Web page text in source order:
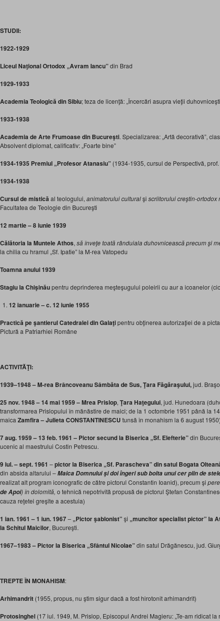
STUDII:
1922-1929
Liceul Naţional Ortodox „Avram Iancu”din Brad
1929-1933
Academia Teologică din Sibiu; teza de licenţă: „Încercări asupra vieţii
1933-1938
Academia de Arte Frumoase din Bucureşti. Specializarea: „Artă decorativă”,
Absolvent diplomat, calificativ: „Foarte bine”
1934-1935 Premiul „Profesor Atanasiu” (1934-1935, cursul de Perspectivă,
1934-1938
Cursul de mistică al teologului, animatorului culturalşi scriitorului creştin-ortodox
Facultatea de Teologie din Bucureşti
12 martie – 8 iunie 1939
Călătoria la Muntele Athos, să înveţe toată rânduiala duhovnicească precum şi
la chilia cu hramul „Sf. Ipatie” la M-rea Vatopedu
Toamna anului 1939
Stagiu la Chişinăupentru deprinderea meşteşugului poleirii cu aur a icoanelor
12 ianuarie – c. 12 iunie 1955
Practică pe şantierulCatedralei din Galaţipentru obţinerea autorizaţiei de a
Pictură a Patriarhiei Române
ACTIVITĂŢI:
1939–1948 – M-rea Brâncoveanu Sâmbăta de Sus, Ţara Făgăraşului,jud.
25 nov. 1948 – 14 mai 1959 – Mrea Prislop, Ţara Haţegului, jud. Hunedoara
transformarea Prislopului în mănăstire de maici; de la 1 octombrie 1951 până la
maica Zamfira – Julieta CONSTANTINESCU tunsă în monahism la 6 august
7 aug. 1959 – 13 feb. 1961 – Pictor secund la Biserica „Sf. Elefterie”din
ucenic al maestrului Costin Petrescu.
9 iul. – sept. 1961 –pictor la Biserica „Sf. Parascheva” din satul Bogata
din absida altarului –Maica Domnului şi doi îngeri sub bolta unui cer plin de
realizat alt program iconografic de către pictorul Constantin Ioanid), precum şi
de Apoi) în dolomită, o tehnică nepotrivită propusă de pictorul Ştefan
cauza reţetei greşite a acestuia)
1 ian. 1961 – 1 iun. 1967– „Pictor şablonist”şi „muncitor specialist pictor” la
la Schitul Maicilor, Bucureşti.
1967–1983 – Pictor la Biserica „Sfântul Nicolae”din satul Drăgănescu, jud.
TREPTE ÎN MONAHISM:
Arhimandrit (1955, propus, nu ştim sigur dacă a fost hirotonit arhimandrit)
Protosinghel (17 iul. 1949, M. Prislop, Episcopul Andrei Magieru: „Te-am ridicat